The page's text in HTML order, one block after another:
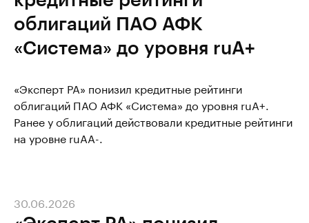
облигаций ПАО АФК
«Система» до уровня ruA+
«Эксперт РА» понизил кредитные рейтинги
облигаций ПАО АФК «Система» до уровня ruA+.
Ранее у облигаций действовали кредитные рейтинги
на уровне ruAA-.
30.06.2026